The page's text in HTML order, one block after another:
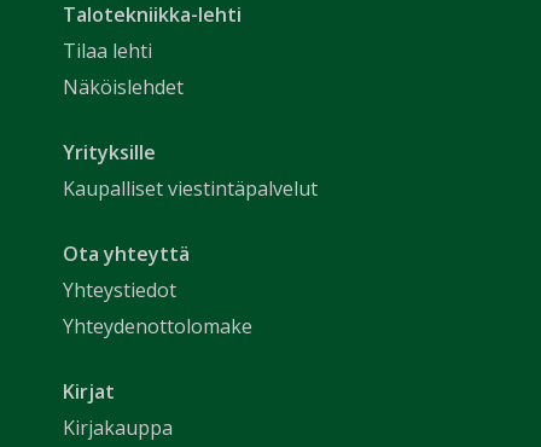
Talotekniikka-lehti
Tilaa lehti
Näköislehdet
Yrityksille
Kaupalliset viestintäpalvelut
Ota yhteyttä
Yhteystiedot
Yhteydenottolomake
Kirjat
Kirjakauppa